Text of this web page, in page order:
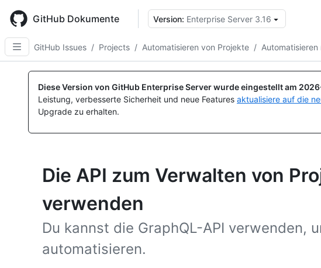
main
content
GitHub Dokumente Version: Enterprise Server 3.16
GitHub Issues / Projects / Automatisieren von Projekte / Automatisieren
Diese Version von GitHub Enterprise Server wurde eingestellt am
Leistung, verbesserte Sicherheit und neue Features aktualisiere auf die
Upgrade zu erhalten.
Die API zum Verwalten von
verwenden
Du kannst die GraphQL-API verwenden,
automatisieren.